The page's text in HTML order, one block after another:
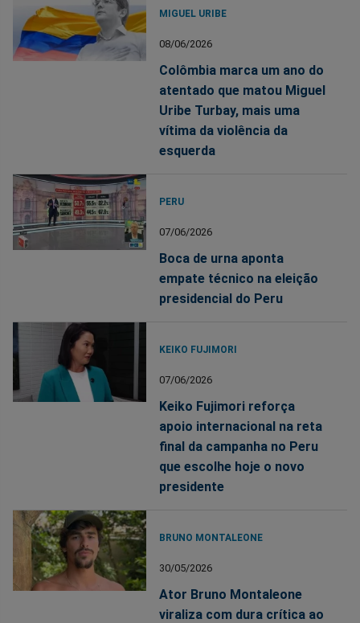
MIGUEL URIBE
08/06/2026
Colômbia marca um ano do
atentado que matou Miguel
Uribe Turbay, mais uma
vítima da violência da
esquerda
PERU
07/06/2026
Boca de urna aponta
empate técnico na eleição
presidencial do Peru
KEIKO FUJIMORI
07/06/2026
Keiko Fujimori reforça
apoio internacional na reta
final da campanha no Peru
que escolhe hoje o novo
presidente
BRUNO MONTALEONE
30/05/2026
Ator Bruno Montaleone
viraliza com dura crítica ao